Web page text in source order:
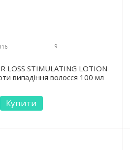
9
LOSS STIMULATING LOTION
випадіння волосся 100 мл
Купити